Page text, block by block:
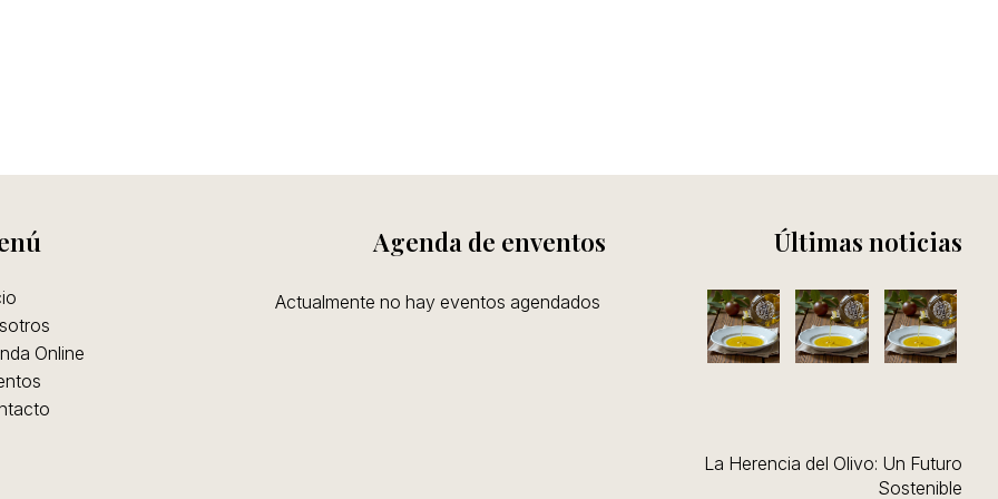
Online
Agenda de enventos
Actualmente no hay eventos agendados
Últimas noticias
La Herencia del Olivo: Un Futuro
Sostenible